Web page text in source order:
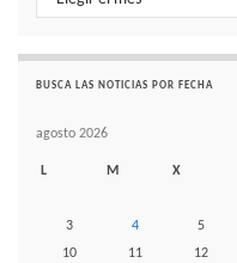
BUSCA LAS NOTICIAS POR FECHA
agosto 2026
L M X
3
4 5
10
11 12